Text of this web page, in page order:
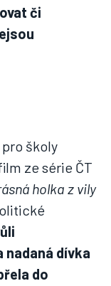
či
školy
ze série ČT
holka z vily
nadaná dívka
do